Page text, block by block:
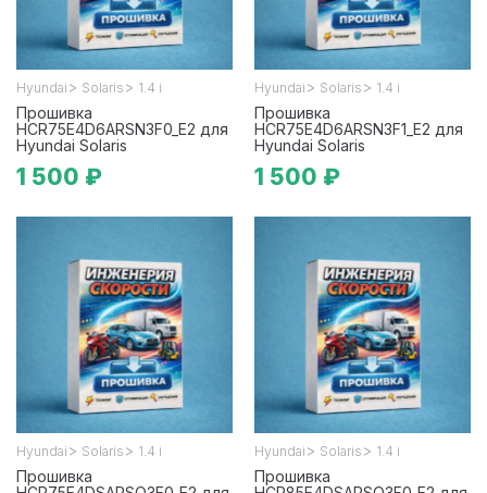
Hyundai > Solaris > 1.4 i
Прошивка
HCR75E4D6ARSN3F0_E2 для
Hyundai Solaris
1 500 ₽
Hyundai > Solaris > 1.4 i
Прошивка
HCR75E4D6ARSN3F1_E2 для
Hyundai Solaris
1 500 ₽
Hyundai > Solaris > 1.4 i
Прошивка
Hyundai > Solaris > 1.4 i
Прошивка